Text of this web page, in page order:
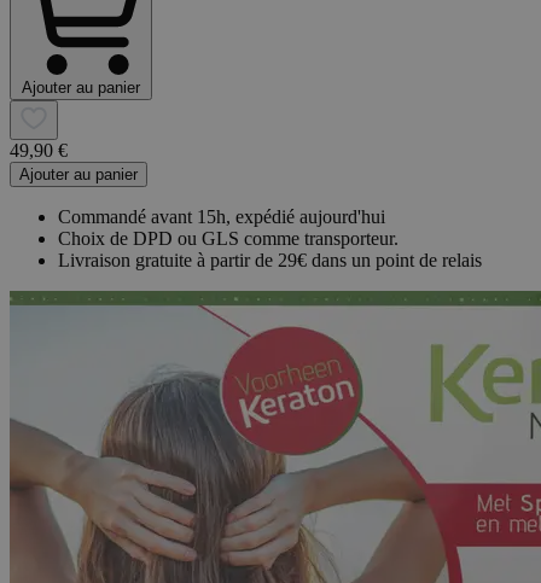
Ajouter au panier
49,90 €
Ajouter au panier
Commandé avant 15h, expédié aujourd'hui
Choix de DPD ou GLS comme transporteur.
Livraison gratuite à partir de 29€ dans un point de relais